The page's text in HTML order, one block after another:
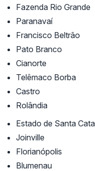
Fazenda Rio Grande
Paranavaí
Francisco Beltrão
Pato Branco
Cianorte
Telêmaco Borba
Castro
Rolândia
Estado de Santa
Joinville
Florianópolis
Blumenau